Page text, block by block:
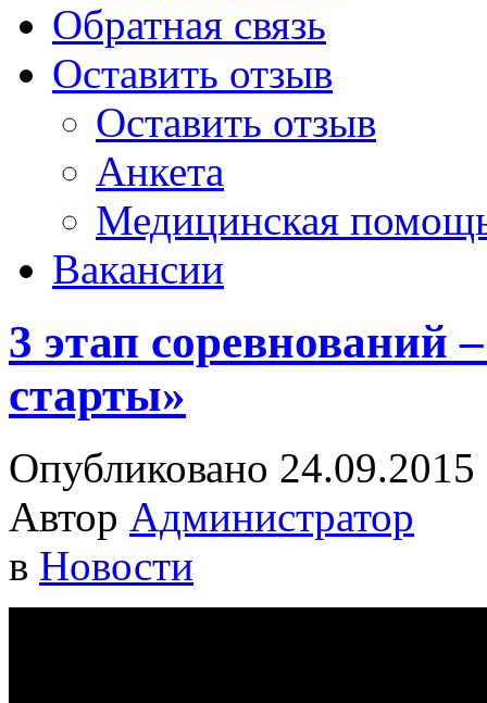
Обратная связь
Оставить отзыв
Оставить отзыв
Анкета
Медицинская
Вакансии
3 этап соревнований
старты»
Опубликовано 24.09.2015
Автор Администратор
в Новости